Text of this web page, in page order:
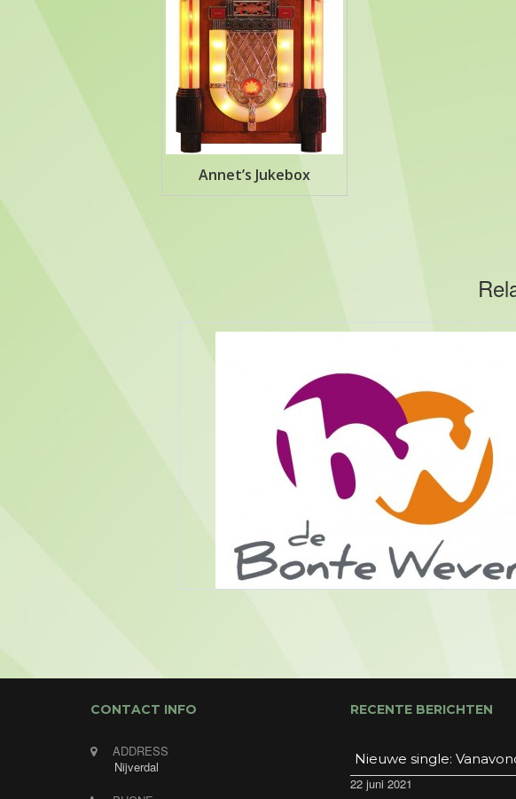
Annet’s Jukebox
CONTACT INFO
ADDRESS
Nijverdal
RECENTE BERICHTEN
Nieuwe single:
22 juni 2021